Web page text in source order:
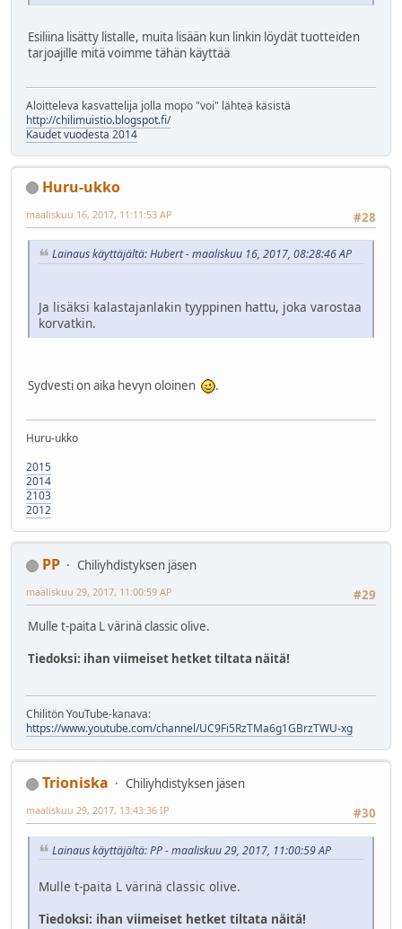
Esiliina lisätty listalle, muita lisään kun linkin löydät tuotteiden
tarjoajille mitä voimme tähän käyttää
Aloitteleva kasvattelija jolla mopo "voi" lähteä käsistä
http://chilimuistio.blogspot.fi/
Kaudet vuodesta 2014
Huru-ukko
#28
maaliskuu 16, 2017, 11:11:53 AP
Lainaus käyttäjältä: Hubert - maaliskuu 16, 2017, 08:28:46 AP
Ja lisäksi kalastajanlakin tyyppinen hattu, joka varostaa
korvatkin.
Sydvesti on aika hevyn oloinen .
Huru-ukko
2015
2014
2103
2012
PP
Chiliyhdistyksen jäsen
#29
maaliskuu 29, 2017, 11:00:59 AP
Mulle t-paita L värinä classic olive.
Tiedoksi: ihan viimeiset hetket tiltata näitä!
Chilitön YouTube-kanava:
https://www.youtube.com/channel/UC9Fi5RzTMa6g1GBrzTWU-xg
Trioniska
Chiliyhdistyksen jäsen
#30
maaliskuu 29, 2017, 13:43:36 IP
Lainaus käyttäjältä: PP - maaliskuu 29, 2017, 11:00:59 AP
Mulle t-paita L värinä classic olive.
Tiedoksi: ihan viimeiset hetket tiltata näitä!